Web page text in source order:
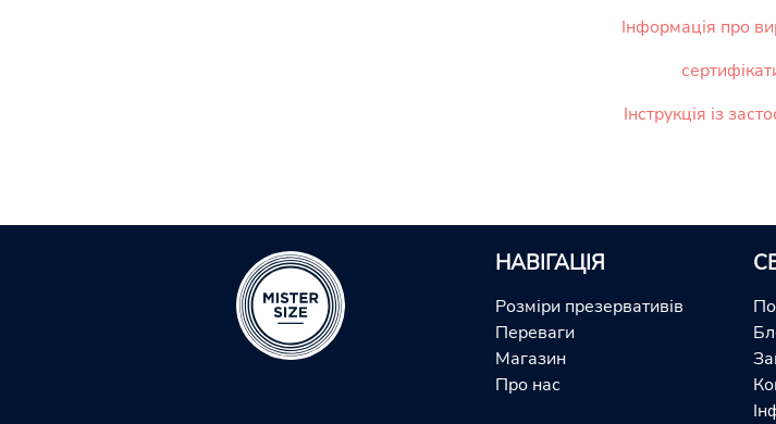
Інформація про
Інструкція із
НАВІГАЦІЯ
Розміри презервативів
Переваги
Магазин
Про нас